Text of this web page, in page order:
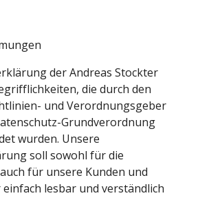
der Andreas Stockter
die durch den
und Verordnungsgeber
Grundverordnung
wurden. Unsere
soll sowohl für die
für unsere Kunden und
lesbar und verständlich